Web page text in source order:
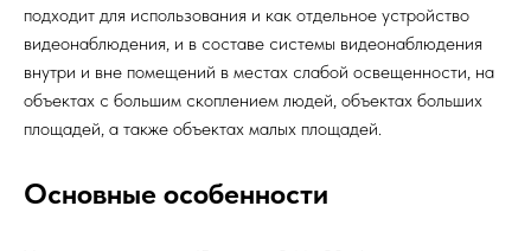
подходит для использования и как отдельное устройство
видеонаблюдения, и в составе системы видеонаблюдения
внутри и вне помещений в местах слабой освещенности, на
объектах с большим скоплением людей, объектах больших
площадей, а также объектах малых площадей.
Основные особенности